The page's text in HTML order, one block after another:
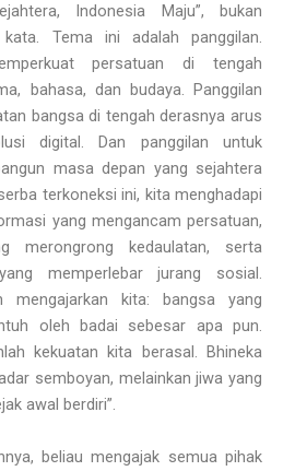
Indonesia Maju”, bukan
kata. Tema ini adalah panggilan.
persatuan di tengah
bahasa, dan budaya. Panggilan
bangsa di tengah derasnya arus
digital. Dan panggilan untuk
masa depan yang sejahtera
terkoneksi ini, kita menghadapi
yang mengancam persatuan,
merongrong kedaulatan, serta
memperlebar jurang sosial.
mengajarkan kita: bangsa yang
oleh badai sebesar apa pun.
kekuatan kita berasal. Bhineka
semboyan, melainkan jiwa yang
awal berdiri”.
beliau mengajak semua pihak